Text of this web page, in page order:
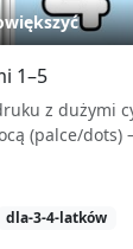
1–5
z dużymi
(palce/dots)
dla-3-4-latków